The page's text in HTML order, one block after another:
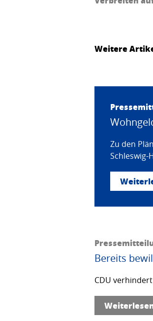
Weitere
Zu den
Schleswig-
Bereits
CDU